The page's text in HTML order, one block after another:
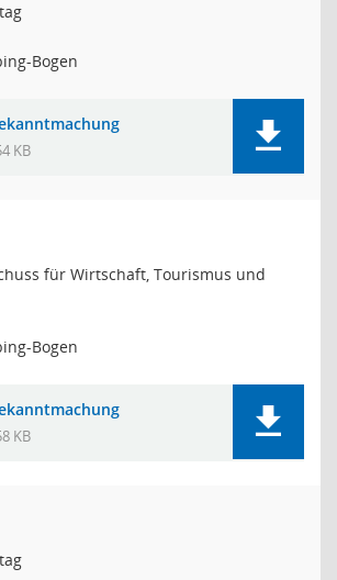
Bogen
KB
für Wirtschaft, Tourismus und
Bogen
KB